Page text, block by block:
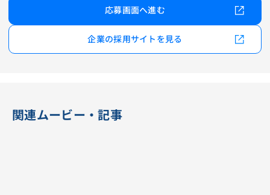
応募画面へ進む
企業の採用サイトを見る
関連ムービー・記事